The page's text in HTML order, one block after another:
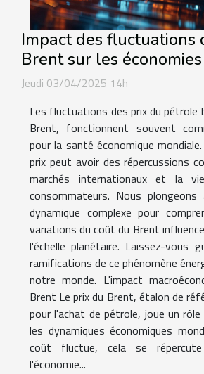
Impact des fluctuations
Brent sur les
Jeudi 03/04/2025 14h
Les fluctuations des prix du
Brent, fonctionnent souvent
pour la santé économique
prix peut avoir des répercussions
marchés internationaux et la
consommateurs. Nous
dynamique complexe pour
variations du coût du Brent
l'échelle planétaire. Laissez-vous
ramifications de ce phénomène
notre monde. L'impact
Brent Le prix du Brent, étalon de
pour l'achat de pétrole, joue un
les dynamiques économiques
coût fluctue, cela se
l'économie...